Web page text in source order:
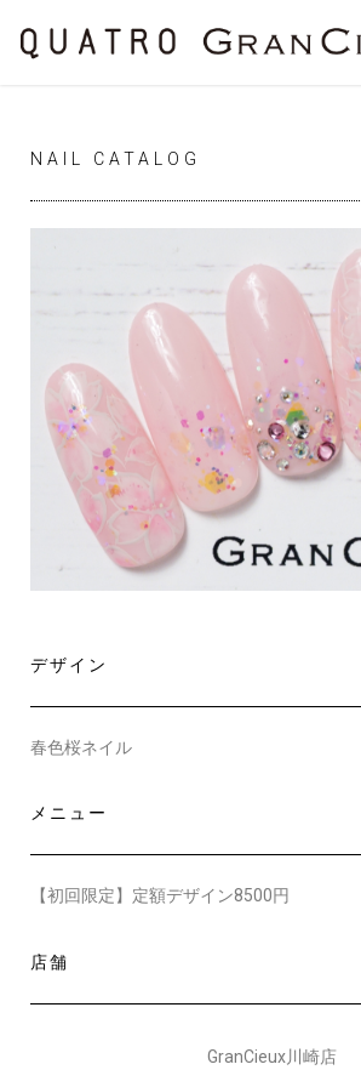
NAIL CATALOG
デザイン
春色桜ネイル
メニュー
【初回限定】定額デザイン8500円
店舗
GranCieux川崎店